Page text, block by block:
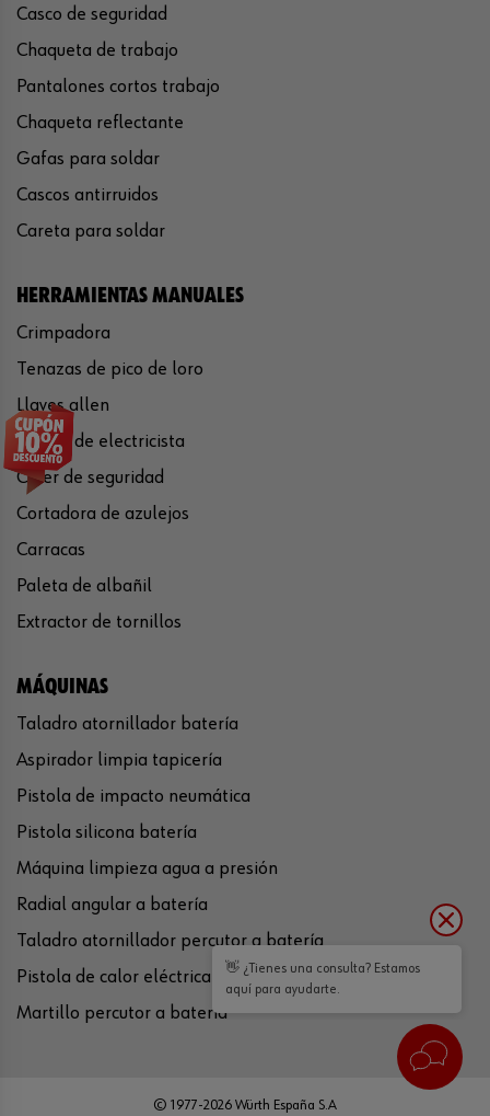
Casco de seguridad
Chaqueta de trabajo
Pantalones cortos trabajo
Chaqueta reflectante
Gafas para soldar
Cascos antirruidos
Careta para soldar
HERRAMIENTAS MANUALES
Crimpadora
Tenazas de pico de loro
Llaves allen
Tijeras de electricista
Cúter de seguridad
Cortadora de azulejos
Carracas
Paleta de albañil
Extractor de tornillos
MÁQUINAS
Taladro atornillador batería
Aspirador limpia tapicería
Pistola de impacto neumática
Pistola silicona batería
Máquina limpieza agua a presión
Radial angular a batería
Taladro atornillador percutor a batería
Pistola de calor eléctrica
Martillo percutor a batería
© 1977-2026 Würth España S.A
👋 ¿Tienes una consulta? Estamos
aquí para ayudarte.